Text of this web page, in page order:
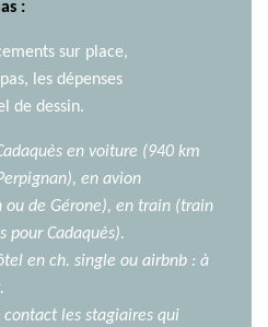
:
sur place,
les dépenses
de dessin.
en voiture (940 km
en avion
ou de Gérone), en train (train
pour Cadaquès).
en ch. single ou airbnb : à
les stagiaires qui